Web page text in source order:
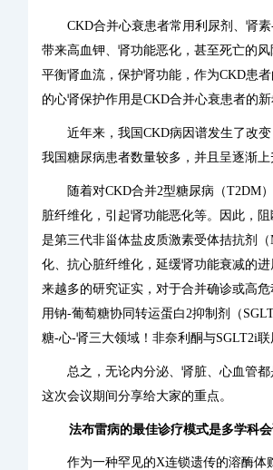
CKD合并心衰患者常用利尿剂、肾
带来高血钾、肾功能恶化，甚至死亡的
平衡肾血流，保护肾功能，作为CKD患
的心肾保护作用是CKD合并心衰患者的新
近年来，我国CKD病因谱发生了改
我国糖尿病患者数量较多，并且呈逐渐
随着对CKD合并2型糖尿病（T2DM
脏纤维化，引起肾功能恶化等。因此，阻
是第三代非甾体盐皮质激素受体拮抗剂
化、抗心脏纤维化，延缓肾功能衰减的
来越多的研究证实，对于合并确诊或高
用钠-葡萄糖协同转运蛋白2抑制剂（
糖-心-肾三大领域！非奈利酮与SGLT2i
总之，无论内分泌、肾脏、心血管
这次会议期间分享给大家的重点。
法布雷病的最佳诊疗模式是多学科会
作为一种罕见的X连锁遗传的溶酶